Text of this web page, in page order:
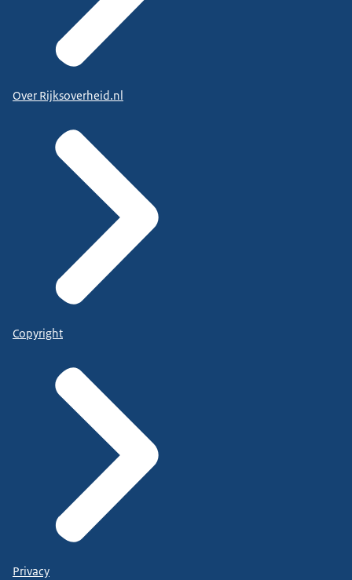
Over Rijksoverheid.nl
Copyright
Privacy